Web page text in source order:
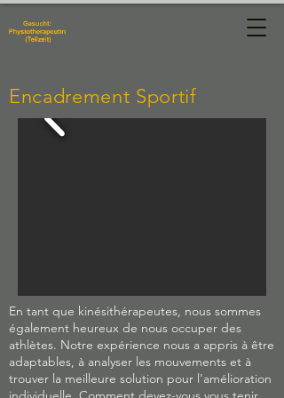
Encadrement Sportif
En tant que kinésithérapeutes, nous sommes
également heureux de nous occuper des
athlètes. Notre expérience nous a appris à être
adaptables, à analyser les mouvements et à
trouver la meilleure solution pour l'amélioration